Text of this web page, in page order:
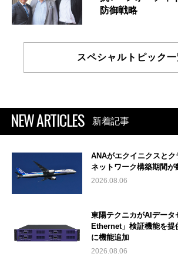
防御戦略
スペシャルトピック
NEW ARTICLES 新着記事
ANAがエクイニクスとク
ネットワーク構築期間が
2026.08.06
東陽テクニカがAIデー
Ethernet」検証機能を
に機能追加
2026.08.06